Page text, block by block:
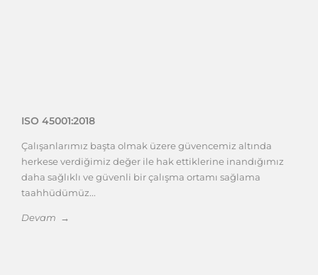
ISO 45001:2018
Çalışanlarımız başta olmak üzere güvencemiz altında
herkese verdiğimiz değer ile hak ettiklerine inandığımız
daha sağlıklı ve güvenli bir çalışma ortamı sağlama
taahhüdümüz...
Devam →